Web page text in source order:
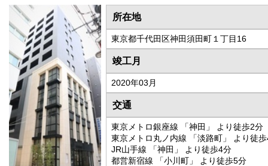
所在地
東京都千代田区神田須田町１丁目16
竣工月
2020年03月
交通
東京メトロ銀座線 「神田」 より徒歩2分
東京メトロ丸ノ内線 「淡路町」 より徒
JR山手線 「神田」 より徒歩4分
都営新宿線 「小川町」 より徒歩5分